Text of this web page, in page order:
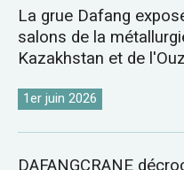
La grue Dafang
salons de la
Kazakhstan et de
1er juin 2026